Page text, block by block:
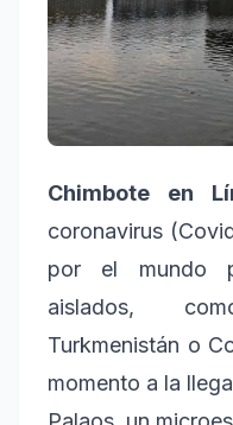
Chimbote en
coronavirus
por el mundo
aislados,
Turkmenistán o
momento a la